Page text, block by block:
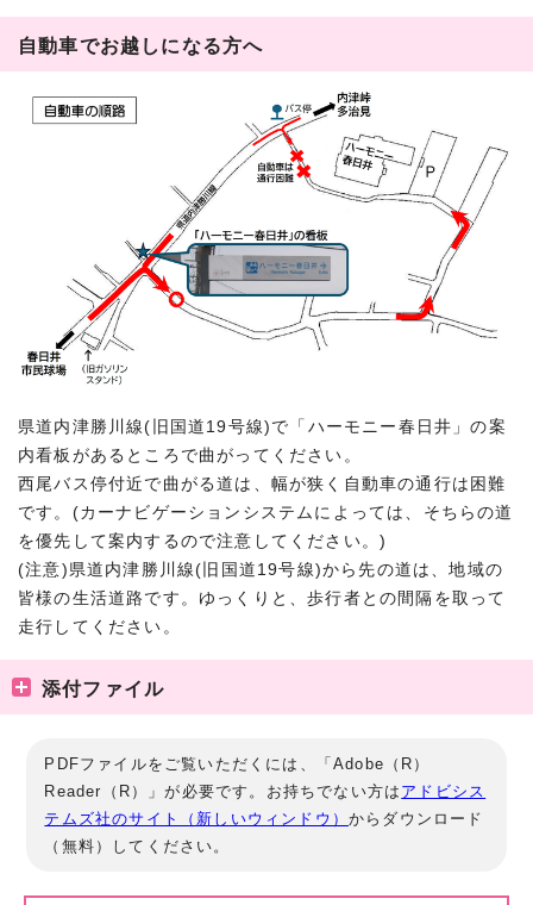
自動車でお越しになる方へ
県道内津勝川線(旧国道19号線)で「ハーモニー春日井」の案
内看板があるところで曲がってください。
西尾バス停付近で曲がる道は、幅が狭く自動車の通行は困難
です。(カーナビゲーションシステムによっては、そちらの道
を優先して案内するので注意してください。)
(注意)県道内津勝川線(旧国道19号線)から先の道は、地域の
皆様の生活道路です。ゆっくりと、歩行者との間隔を取って
走行してください。
添付ファイル
PDFファイルをご覧いただくには、「Adobe（R）
Reader（R）」が必要です。お持ちでない方は アドビシス
テムズ社のサイト（新しいウィンドウ）からダウンロード
（無料）してください。